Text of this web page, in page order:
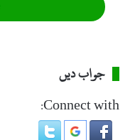
جواب دیں
Connect with: